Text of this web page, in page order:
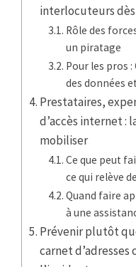
interlocuteurs
Rôle des
un piratage
Pour les pros
des données
Prestataires,
d’accès internet :
mobiliser
Ce que peut
ce qui relève
Quand faire
à une
Prévenir plutôt
carnet